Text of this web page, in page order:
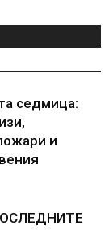
седмица:
и